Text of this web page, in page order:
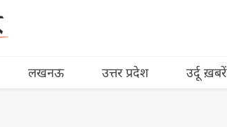
लखनऊ उत्तर प्रदेश उर्दू ख़बरें